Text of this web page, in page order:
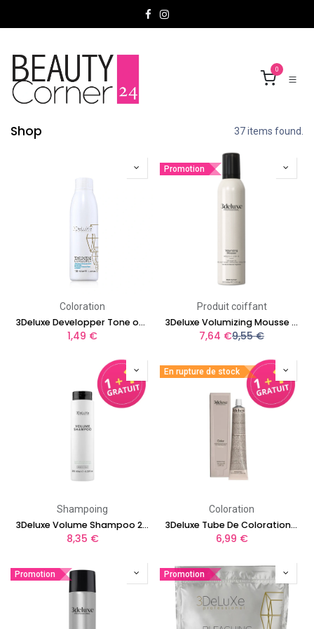
0
Shop 37 items found.
Coloration
3Deluxe Developper Tone on Tone 100ml
1,49 €
Promotion
Produit coiffant
3Deluxe Volumizing Mousse 300ml
7,64 €9,55€
Shampoing
3Deluxe Volume Shampoo 250 ml
8,35 €
En rupture de stock
Coloration
3Deluxe Tube De Coloration 100 ml
6,99 €
Promotion Promotion